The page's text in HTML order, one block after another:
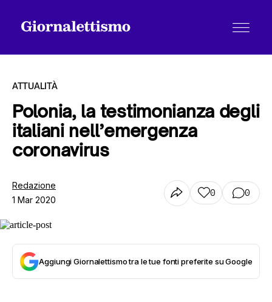
Tutti gli articoli
Chi siamo
Contatti
ATTUALITÀ
Polonia, la testimonianza degli
italiani nell’emergenza
coronavirus
Redazione
1 Mar 2020
0 0
Aggiungi Giornalettismo tra le tue fonti preferite su Google